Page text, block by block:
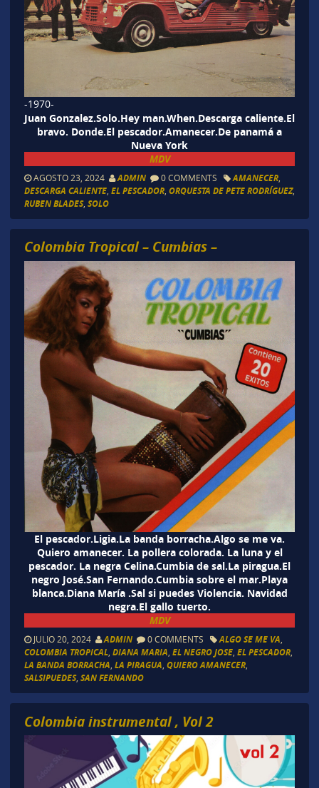
-1970-
Juan Gonzalez.Solo.Hey man.When.Descarga caliente.El
bravo. Donde.El pescador.Amanecer.De panamá a
Nueva York
MDV
AGOSTO 23, 2024 ADMIN 0 COMMENTS AMANECER,
DESCARGA CALIENTE, EL PESCADOR, ORQUESTA DE PETE RODRÍGUEZ,
RUBEN BLADES, SOLO
Colombia Tropical – Cumbias –
El pescador.Ligia.La banda borracha.Algo se me va.
Quiero amanecer. La pollera colorada. La luna y el
pescador. La negra Celina.Cumbia de sal.La piragua.El
negro José.San Fernando.Cumbia sobre el mar.Playa
blanca.Diana María .Sal si puedes Violencia. Navidad
negra.El gallo tuerto.
MDV
JULIO 20, 2024 ADMIN 0 COMMENTS ALGO SE ME VA
COLOMBIA TROPICAL, DIANA MARIA EL NEGRO JOSE, EL PESCADOR,
LA BANDA BORRACHA LA PIRAGUA QUIERO AMANECER,
SALSIPUEDES, SAN FERNANDO
Colombia instrumental , Vol 2